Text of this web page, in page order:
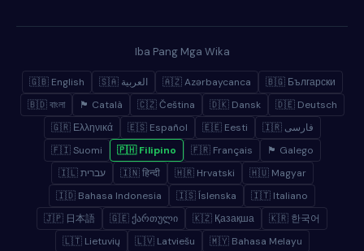
Iba Pang Mga Wika
🇬🇧 English 🇸🇦 العربية 🇦🇿 Azərbaycanca
🇧🇬 Български
🇧🇩 বাংলা
🏴 Català 🇨🇿 Čeština 🇩🇰 Dansk
🇩🇪 Deutsch
🇬🇷 Ελληνικά
🇪🇸 Español 🇪🇪 Eesti
🇮🇷 فارسی
🇫🇮 Suomi
🇵🇭 Filipino 🇫🇷 Français
🏴 Galego
🇮🇱 עברית
🇮🇳 हिन्दी 🇭🇷 Hrvatski
🇭🇺 Magyar
🇮🇩 Bahasa Indonesia
🇮🇸 Íslenska
🇮🇹 Italiano
🇯🇵 日本語
🇬🇪 ქართული 🇰🇿 Қазақша
🇰🇷 한국어
🇱🇹 Lietuvių
🇱🇻 Latviešu
🇲🇾 Bahasa Melayu